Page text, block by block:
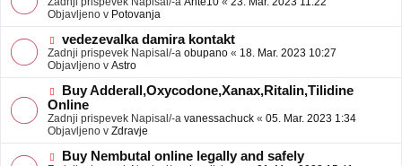
j
a
v
e
v
e
o
b
j
a
v
e
Objavljeno v Potovanja
N
o
v
e
o
b
j
a
v
e
vedezevalka damira kontakt
Zadnji prispevek Napisal/-a obupano « 18. Mar. 2023 10:27
Objavljeno v Astro
N
o
v
e
o
b
Buy Adderall,Oxycodone,Xanax,Ritalin,Tilidine
Online
Zadnji prispevek Napisal/-a vanessachuck « 05. Mar. 2023 1:34
Objavljeno v Zdravje
NBuy Nembutal online legally and safely